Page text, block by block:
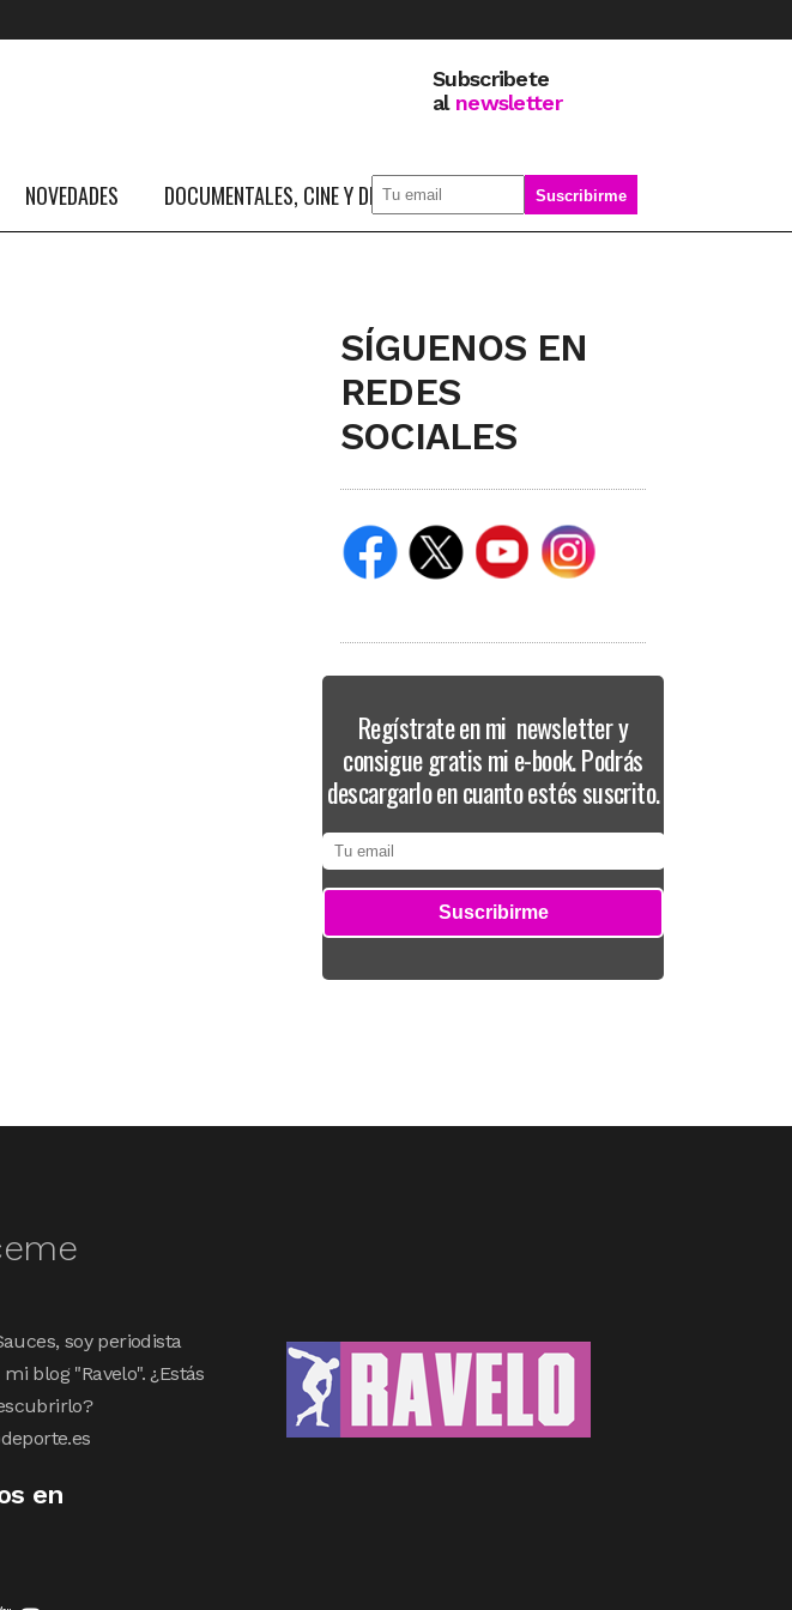
Subscribete
al newsletter
NOVEDADES DOCUMENTALES, CINE Y DEPORTE SOBRE MÍ
SÍGUENOS EN
REDES
SOCIALES
Regístrate en mi newsletter y
consigue gratis mi e-book. Podrás
descargarlo en cuanto estés suscrito.
soy periodista
blog "Ravelo". ¿Estás
en